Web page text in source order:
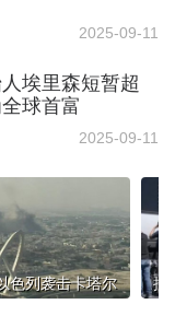
2025-09-11
埃里森短暂超
球首富
2025-09-11
色列袭击卡塔尔